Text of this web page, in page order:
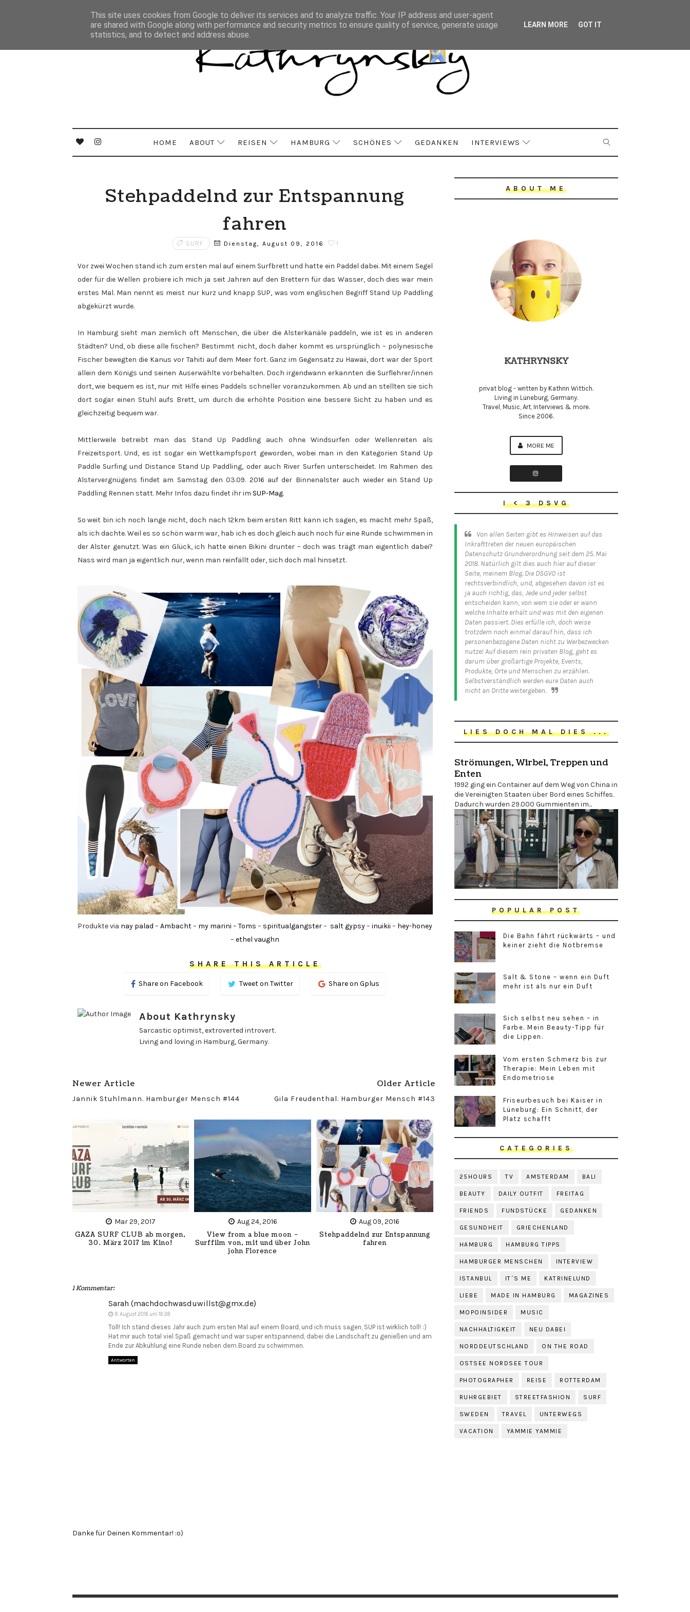
HOME ABOUT REISEN HAMBURG SCHÖNES GEDANKEN INTERVIEWS
Stehpaddelnd zur Entspannung
fahren
SURF Dienstag, August 09, 2016 1
Vor zwei Wochen stand ich zum ersten mal auf einem Surfbrett und hatte ein Paddel dabei. Mit einem Segel
oder für die Wellen probiere ich mich ja seit Jahren auf den Brettern für das Wasser, doch dies war mein
erstes Mal. Man nennt es meist nur kurz und knapp SUP, was vom englischen Begriff Stand Up Paddling
abgekürzt wurde.
In Hamburg sieht man ziemlich oft Menschen, die über die Alsterkanäle paddeln, wie ist es in anderen
Städten? Und, ob diese alle fischen? Bestimmt nicht, doch daher kommt es ursprünglich – polynesische
Fischer bewegten die Kanus vor Tahiti auf dem Meer fort. Ganz im Gegensatz zu Hawaii, dort war der Sport
allein dem Königs und seinen Auserwählte vorbehalten. Doch irgendwann erkannten die Surflehrer/innen
dort, wie bequem es ist, nur mit Hilfe eines Paddels schneller voranzukommen. Ab und an stellten sie sich
dort sogar einen Stuhl aufs Brett, um durch die erhöhte Position eine bessere Sicht zu haben und es
gleichzeitig bequem war.
Mittlerweile betreibt man das Stand Up Paddling auch ohne Windsurfen oder Wellenreiten als
Freizeitsport. Und, es ist sogar ein Wettkampfsport geworden, wobei man in den Kategorien Stand Up
Paddle Surfing und Distance Stand Up Paddling, oder auch River Surfen unterscheidet. Im Rahmen des
Alstervergnügens findet am Samstag den 03.09. 2016 auf der Binnenalster auch wieder ein Stand Up
Paddling Rennen statt. Mehr Infos dazu findet ihr im SUP-Mag.
So weit bin ich noch lange nicht, doch nach 12km beim ersten Ritt kann ich sagen, es macht mehr Spaß,
als ich dachte. Weil es so schön warm war, hab ich es doch gleich auch noch für eine Runde schwimmen in
der Alster genutzt. Was ein Glück, ich hatte einen Bikini drunter – doch was trägt man eigentlich dabei?
Nass wird man ja eigentlich nur, wenn man reinfällt oder, sich doch mal hinsetzt.
Produkte via nay palad –Ambacht– my marini –Toms – spiritualgangster– salt gypsy–inuikii – hey-honey
–ethel vaughn
SHARE THIS ARTICLE
Share on Facebook Tweet on Twitter Share on Gplus
About Kathrynsky
Sarcastic optimist, extroverted introvert.
Living and loving in Hamburg, Germany.
Newer Article
Jannik Stuhlmann. Hamburger Mensch #144
Older Article
Gila Freudenthal. Hamburger Mensch #143
Mar 29, 2017
GAZA SURF CLUB ab morgen,
30. März 2017 im Kino!
Aug 24, 2016
View from a blue moon –
Surffilm von, mit und über John
john Florence
Aug 09, 2016
Stehpaddelnd zur Entspannung
fahren
1 Kommentar:
Sarah (machdochwasduwillst@gmx.de)
9. August 2016 um 19:38
Toll! Ich stand dieses Jahr auch zum ersten Mal auf einem Board, und ich muss sagen, SUP ist wirklich toll! :)
Hat mir auch total viel Spaß gemacht und war super entspannend, dabei die Landschaft zu genießen und am
Ende zur Abkühlung eine Runde neben dem Board zu schwimmen.
Antworten
Danke für Deinen Kommentar! :o)
ABOUT ME
KATHRYNSKY
privat blog - written by Kathrin Wittich.
Living in Lüneburg, Germany.
Travel, Music, Art, Interviews & more.
Since 2006.
MORE ME
I < 3 DSVG
Von allen Seiten gibt es Hinweisen auf das
Inkrafttreten der neuen europäischen
Datenschutz Grundverordnung seit dem 25. Mai
2018. Natürlich gilt dies auch hier auf dieser
Seite, meinem Blog. Die DSGVO ist
rechtsverbindlich, und, abgesehen davon ist es
ja auch richtig, das, Jede und jeder selbst
entscheiden kann, von wem sie oder er wann
welche Inhalte erhält und was mit den eigenen
Daten passiert. Dies erfülle ich, doch weise
trotzdem noch einmal darauf hin, dass ich
personenbezogene Daten nicht zu Werbezwecken
nutze! Auf diesem rein privaten Blog, geht es
darum über großartige Projekte, Events,
Produkte, Orte und Menschen zu erzählen.
Selbstverständlich werden eure Daten auch
nicht an Dritte weitergeben.
LIES DOCH MAL DIES ...
Strömungen, Wirbel, Treppen und
Enten
1992 ging ein Container auf dem Weg von China in
die Vereinigten Staaten über Bord eines Schiffes.
Dadurch wurden 29.000 Gummienten im...
POPULAR POST
Die Bahn fährt rückwärts – und
keiner zieht die Notbremse
Salt & Stone – wenn ein Duft
mehr ist als nur ein Duft
Sich selbst neu sehen – in
Farbe. Mein Beauty-Tipp für
die Lippen.
Vom ersten Schmerz bis zur
Therapie: Mein Leben mit
Endometriose
Friseurbesuch bei Kaiser in
Lüneburg: Ein Schnitt, der
Platz schafft
CATEGORIES
25HOURS TV AMSTERDAM BALI
BEAUTY DAILY OUTFIT FREITAG
FRIENDS FUNDSTÜCKE GEDANKEN
GESUNDHEIT GRIECHENLAND
HAMBURG HAMBURG TIPPS
HAMBURGER MENSCHEN INTERVIEW
ISTANBUL IT´S ME KATRINELUND
LIEBE MADE IN HAMBURG MAGAZINES
MOPOINSIDER MUSIC
NACHHALTIGKEIT NEU DABEI
NORDDEUTSCHLAND ON THE ROAD
OSTSEE NORDSEE TOUR
PHOTOGRAPHER REISE ROTTERDAM
RUHRGEBIET STREETFASHION SURF
SWEDEN TRAVEL UNTERWEGS
VACATION YAMMIE YAMMIE
This site uses cookies from Google to deliver its services and to analyze traffic. Your IP address and user-agent
are shared with Google along with performance and security metrics to ensure quality of service, generate usage
statistics, and to detect and address abuse.
LEARN MORE GOT IT